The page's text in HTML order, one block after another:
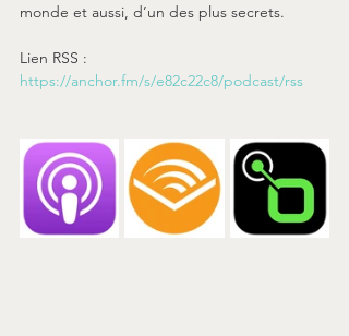
monde et aussi, d’un des plus secrets.
Lien RSS :
https://anchor.fm/s/e82c22c8/podcast/rss